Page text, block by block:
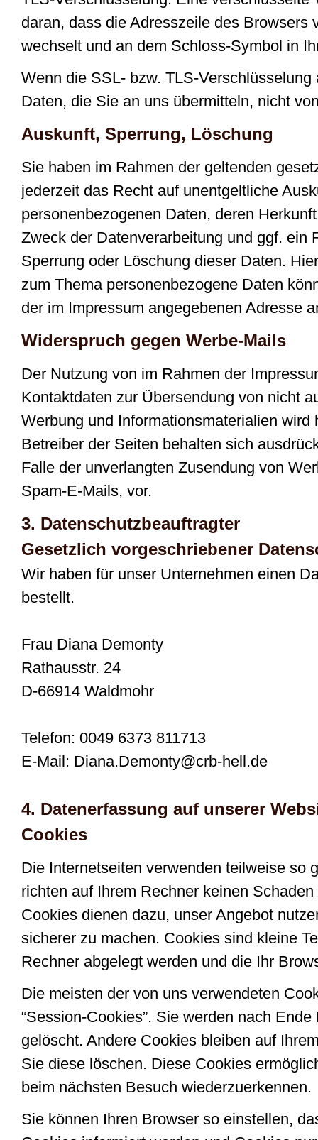
daran, dass die Adresszeile des Browsers
wechselt und an dem Schloss-Symbol in
Wenn die SSL- bzw. TLS-
Daten, die Sie an uns übermitteln, nicht
Auskunft, Sperrung, Löschung
Sie haben im Rahmen der geltenden
jederzeit das Recht auf unentgeltliche
personenbezogenen Daten, deren
Zweck der Datenverarbeitung und ggf. ein
Sperrung oder Löschung dieser Daten.
zum Thema personenbezogene Daten
der im Impressum angegebenen Adresse
Widerspruch gegen Werbe-Mails
Der Nutzung von im Rahmen der
Kontaktdaten zur Übersendung von nicht
Werbung und Informationsmaterialien wird
Betreiber der Seiten behalten sich
Falle der unverlangten Zusendung von
Spam-E-Mails, vor.
3. Datenschutzbeauftragter
Gesetzlich vorgeschriebener
Wir haben für unser Unternehmen einen
bestellt.
Frau Diana Demonty
Rathausstr. 24
D-66914 Waldmohr
Telefon: 0049 6373 811713
E-Mail: Diana.Demonty@crb-hell.de
4. Datenerfassung auf unserer
Cookies
Die Internetseiten verwenden teilweise so
richten auf Ihrem Rechner keinen
Cookies dienen dazu, unser Angebot
sicherer zu machen. Cookies sind kleine
Rechner abgelegt werden und die Ihr
Die meisten der von uns verwendeten
“Session-Cookies”. Sie werden nach
gelöscht. Andere Cookies bleiben auf
Sie diese löschen. Diese Cookies
beim nächsten Besuch wiederzuerkennen.
Sie können Ihren Browser so einstellen,